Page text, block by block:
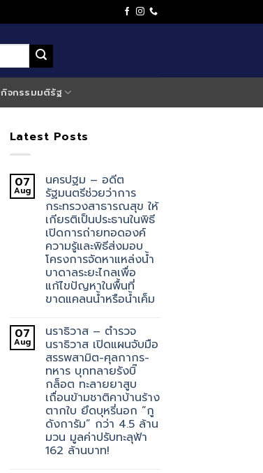
กิจกรรมมติรัฐ
Latest Posts
07
Aug
นครปฐม – อดีต
รัฐมนตรีช่วยว่าการ
กระทรวงสาธารณสุข ให้
เกียรติเป็นประธานในพิธี
เปิดการถ่ายทอดองค์
ความรู้และพิธีส่งมอบ
โครงการจัดหาแหล่งน้ำ
บาดาลระยะไกลเพื่อ
แก้ไขปัญหาในพื้นที่
ขาดแคลนน้ำหรือน้ำเค็ม
07
Aug
นราธิวาส – ตำรวจ
นราธิวาส เปิดแผนจับมือ
สรรพสามิต-ศุลกากร-
ทหาร บุกทลายรังบิ๊
กล็อต ทะลายยาสูบ
เถื่อนข้ามชาติคาบ้านร้าง
ตากใบ ยึดบุหรี่นอก “กู
ดังการัม” กว่า 4.5 ล้าน
มวน มูลค่าปรับทะลุฟ้า
162 ล้านบาท!